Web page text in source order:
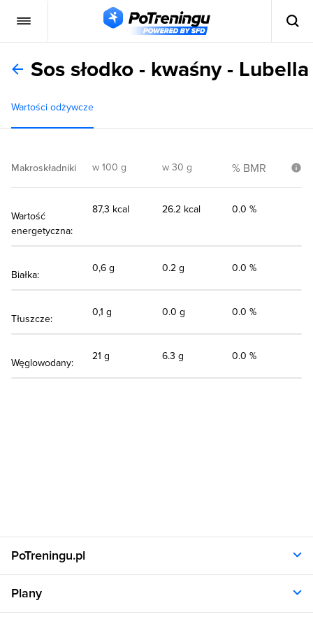
Sos słodko - kwaśny - Lubella
Wartości odżywcze
Makroskładniki w 100 g w 30 g % BMR
Wartość
energetyczna:
87,3 kcal 26.2 kcal 0.0 %
Białka:
0,6 g 0.2 g 0.0 %
Tłuszcze:
0,1 g 0.0 g 0.0 %
Węglowodany:
21 g 6.3 g 0.0 %
PoTreningu.pl
Polityka prywatności
Regulamin
Plany